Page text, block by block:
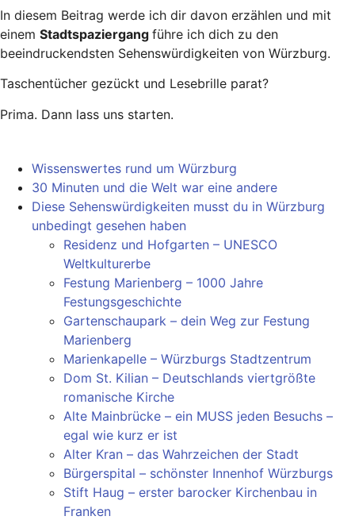
In diesem Beitrag werde ich dir davon erzählen und mit
einem Stadtspaziergang führe ich dich zu den
beeindruckendsten Sehenswürdigkeiten von Würzburg.
Taschentücher gezückt und Lesebrille parat?
Prima. Dann lass uns starten.
Wissenswertes rund um Würzburg
30 Minuten und die Welt war eine andere
Diese Sehenswürdigkeiten musst du in Würzburg
unbedingt gesehen haben
Residenz und Hofgarten – UNESCO
Weltkulturerbe
Festung Marienberg – 1000 Jahre
Festungsgeschichte
Gartenschaupark – dein Weg zur Festung
Marienberg
Marienkapelle – Würzburgs Stadtzentrum
Dom St. Kilian – Deutschlands viertgrößte
romanische Kirche
Alte Mainbrücke – ein MUSS jeden Besuchs –
egal wie kurz er ist
Alter Kran – das Wahrzeichen der Stadt
Bürgerspital – schönster Innenhof Würzburgs
Stift Haug – erster barocker Kirchenbau in
Franken